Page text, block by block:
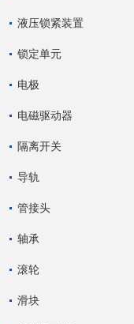
液压锁紧装置
锁定单元
电极
电磁驱动器
隔离开关
导轨
管接头
轴承
滚轮
滑块